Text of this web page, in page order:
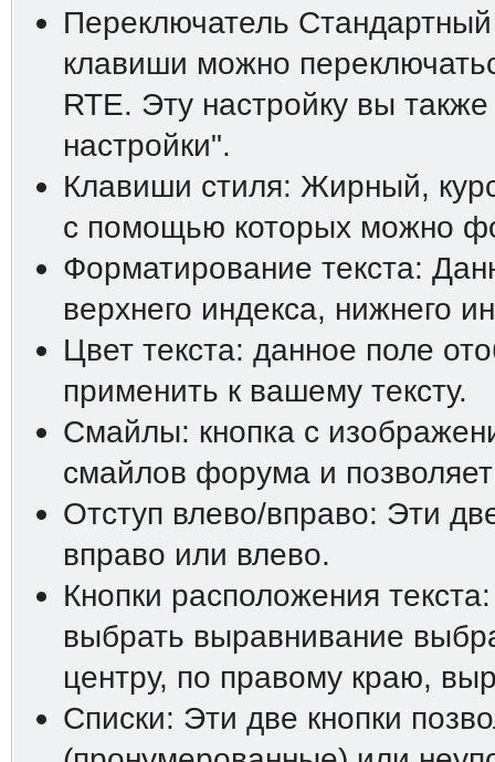
Переключатель
клавиши можно
RTE. Эту настройку вы
настройки".
Клавиши стиля: Жирный,
с помощью которых можно
Форматирование текста:
верхнего индекса, нижнего
Цвет текста: данное поле
применить к вашему тексту.
Смайлы: кнопка с
смайлов форума и
Отступ влево/вправо: Эти
вправо или влево.
Кнопки расположения
выбрать выравнивание
центру, по правому краю,
Списки: Эти две кнопки